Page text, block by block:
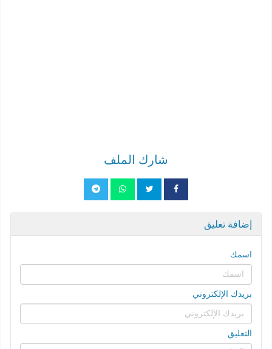
شارك الملف
إضافة تعليق
اسمك
بريدك الإلكتروني
التعليق